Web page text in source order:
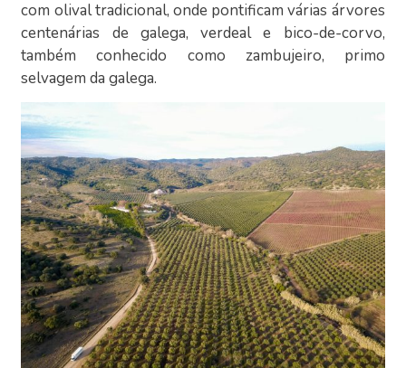
com olival tradicional, onde pontificam várias árvores
centenárias de galega, verdeal e bico-de-corvo,
também conhecido como zambujeiro, primo
selvagem da galega.